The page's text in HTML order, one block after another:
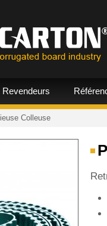
Revendeurs
Colleuse